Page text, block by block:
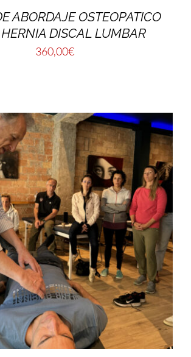
ABORDAJE OSTEOPATICO
DISCAL LUMBAR
360,00€